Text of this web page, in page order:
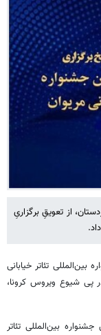
از تعویقِ برگزاریِ
بین‌المللی تئاتر خیابانی
پی شیوع ویروس کرونا،
بین‌المللی تئاتر